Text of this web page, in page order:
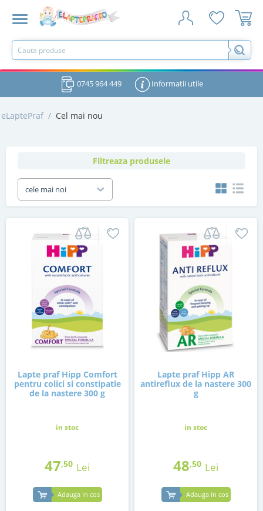
0745 964 449 Informatii utile
eLaptePraf / Cel mai nou
Filtreaza produsele
cele mai noi
Lapte praf Hipp Comfort
pentru colici si constipatie
de la nastere 300 g
in stoc
47,50 Lei
Adauga in cos
Lapte praf Hipp AR
antireflux de la nastere 300
g
in stoc
48,50 Lei
Adauga in cos